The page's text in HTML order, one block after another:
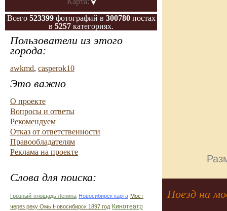
Всего 523399фотографий в 300780постах
в 5257 категориях.
Пользователи из этого
города:
awkmd, casperok10
Это важно
О проекте
Вопросы и ответы
Рекомендуем
Отказ от ответственности
Правообладателям
Реклама на проекте
Слова для поиска:
Грозный-площадь Ленина Новосибирск карта Мост
через реку Омь Новосибирск 1897 год Кинотеатр
Поезд на